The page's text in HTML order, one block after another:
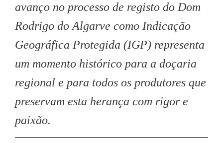
avanço no processo de registo do Dom
Rodrigo do Algarve como Indicação
Geográfica Protegida (IGP) representa
um momento histórico para a doçaria
regional e para todos os produtores que
preservam esta herança com rigor e
paixão.